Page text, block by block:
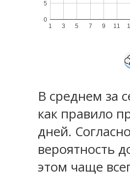
1 3 5 7 9 11
0
5
В среднем за
как правило
дней.
вероятность
этом чаще